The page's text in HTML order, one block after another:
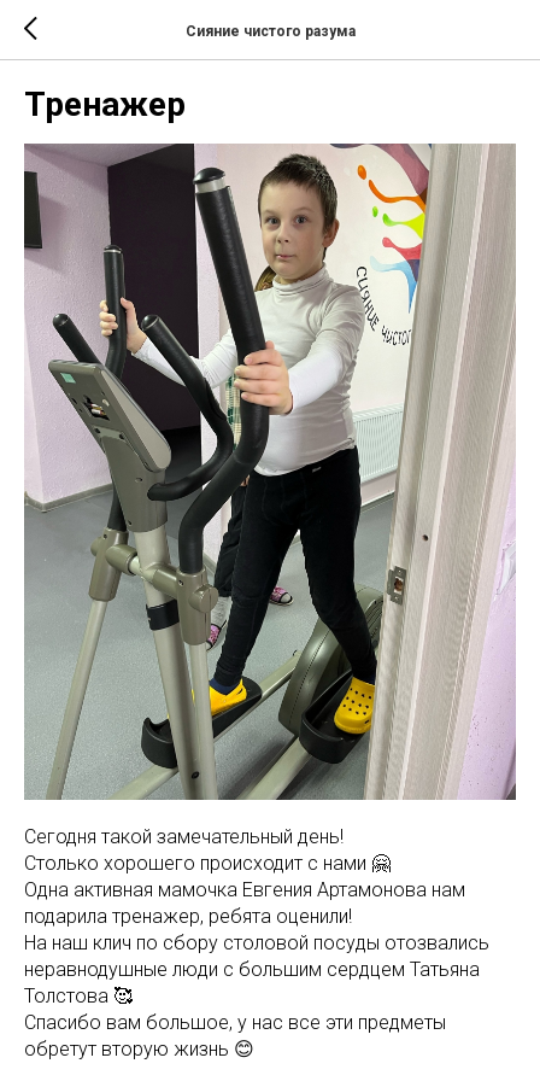
Сияние чистого разума
Тренажер
Сегодня такой замечательный день!
Столько хорошего происходит с нами 🤗
Одна активная мамочка Евгения Артамонова нам
подарила тренажер, ребята оценили!
На наш клич по сбору столовой посуды отозвались
неравнодушные люди с большим сердцем Татьяна
Толстова 🥰
Спасибо вам большое, у нас все эти предметы
обретут вторую жизнь 😊